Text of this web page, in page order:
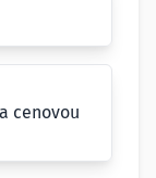
cenovou